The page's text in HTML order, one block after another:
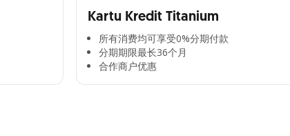
Kartu Kredit Titanium
所有消费均可享受0%分期付款​
分期期限最长36个月​
合作商户优惠​